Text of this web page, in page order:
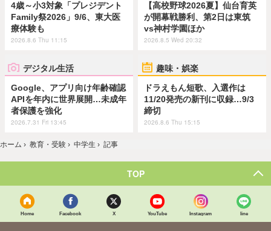
4歳～小3対象「プレジデント
Family祭2026」9/6、東大医
療体験も
2026.8.6 Thu 11:15
【高校野球2026夏】仙台育英
が開幕戦勝利、第2日は東筑
vs神村学園ほか
2026.8.5 Wed 20:32
デジタル生活
Google、アプリ向け年齢確認
APIを年内に世界展開…未成年
者保護を強化
2026.7.31 Fri 13:45
趣味・娯楽
ドラえもん短歌、入選作は
11/20発売の新刊に収録…9/3
締切
2026.8.6 Thu 15:15
ホーム › 教育・受験 › 中学生 › 記事
TOP
Home Facebook X YouTube Instagram line